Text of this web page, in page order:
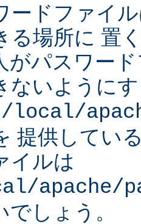
ードファイ
る場所に 置
がパスワー
ないように
local/
提供してい
イルは
apache/
しょう。